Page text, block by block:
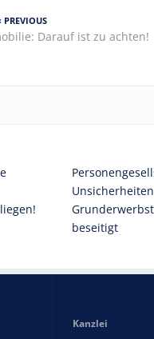
PREVIOUS
Darauf ist zu achten!
beseitigt
Kanzlei